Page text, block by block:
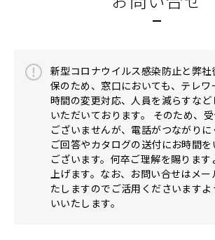
新型コロナウイルス感染防止と弊
保のため、窓口においても、テレ
時間の変更対応、人員を減らすなど
いただいております。 そのため、
ございませんが、電話がつながりに
ご回答やカタログの送付にお時間
ございます。何卒ご理解を賜ります
上げます。なお、お問い合せはメー
たしますのでご活用くださいます
いいたします。